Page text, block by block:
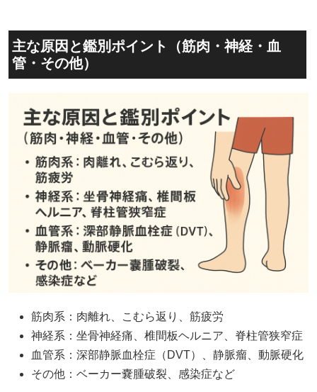
主な原因と鑑別ポイント（筋肉・神経・血
管・その他）
筋肉系：肉離れ、こむら返り、筋疲労
神経系：坐骨神経痛、椎間板ヘルニア、脊柱管狭窄症
血管系：深部静脈血栓症（DVT）、静脈瘤、動脈硬化
その他：ベーカー嚢腫破裂、感染症など